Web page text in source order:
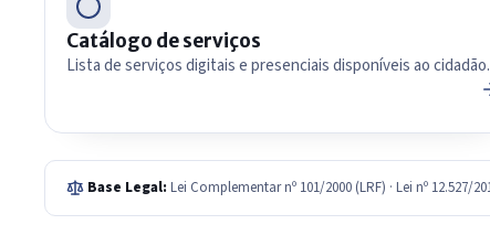
Catálogo de serviços
Lista de serviços digitais e presenciais disponíveis ao cidadão.
Base Legal: Lei Complementar nº 101/2000 (LRF) · Lei nº